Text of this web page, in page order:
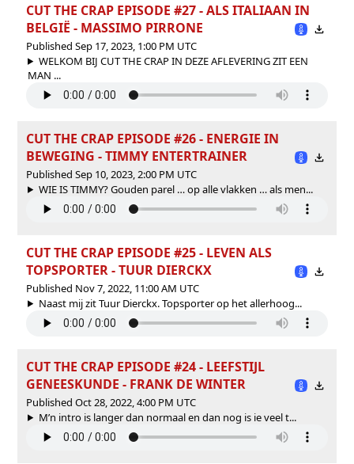
CUT THE CRAP EPISODE #27 - ALS ITALIAAN IN
BELGIË - MASSIMO PIRRONE
Published Sep 17, 2023, 1:00 PM UTC
WELKOM BIJ CUT THE CRAP IN DEZE AFLEVERING ZIT EEN
MAN ...
CUT THE CRAP EPISODE #26 - ENERGIE IN
BEWEGING - TIMMY ENTERTRAINER
Published Sep 10, 2023, 2:00 PM UTC
WIE IS TIMMY? Gouden parel … op alle vlakken … als men...
CUT THE CRAP EPISODE #25 - LEVEN ALS
TOPSPORTER - TUUR DIERCKX
Published Nov 7, 2022, 11:00 AM UTC
Naast mij zit Tuur Dierckx. Topsporter op het allerhoog...
CUT THE CRAP EPISODE #24 - LEEFSTIJL
GENEESKUNDE - FRANK DE WINTER
Published Oct 28, 2022, 4:00 PM UTC
M’n intro is langer dan normaal en dan nog is ie veel t...